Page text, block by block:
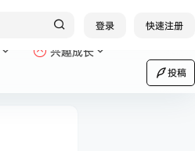
登录 快速注册
兴趣成长
投稿